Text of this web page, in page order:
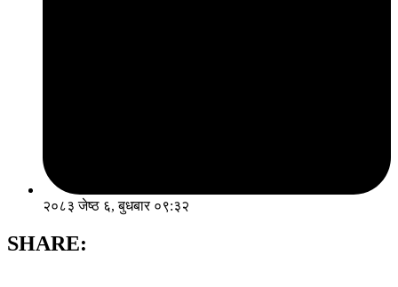
२०८३ जेष्ठ ६, बुधबार ०९:३२
SHARE: